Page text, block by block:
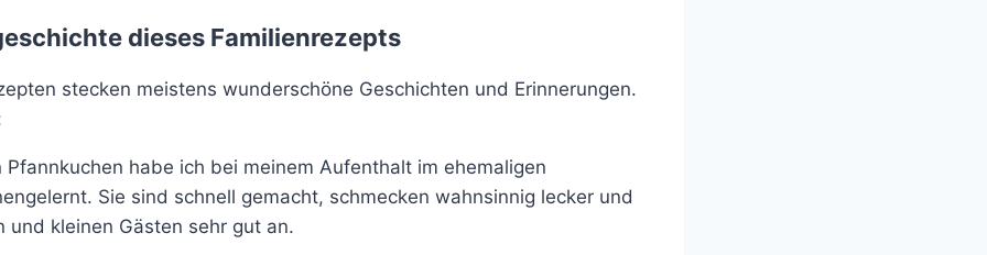
dieses Familienrezepts
stecken meistens wunderschöne Geschichten und Erinnerungen.
Pfannkuchen habe ich bei meinem Aufenthalt im ehemaligen
Sie sind schnell gemacht, schmecken wahnsinnig lecker und
und kleinen Gästen sehr gut an.